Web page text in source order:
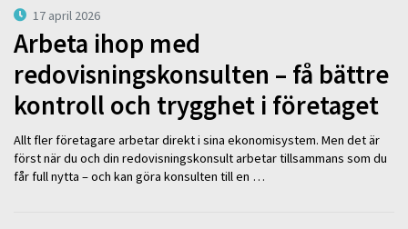
17 april 2026
Arbeta ihop med
redovisningskonsulten – få bättre
kontroll och trygghet i företaget
Allt fler företagare arbetar direkt i sina ekonomisystem. Men det är
först när du och din redovisningskonsult arbetar tillsammans som du
får full nytta – och kan göra konsulten till en …